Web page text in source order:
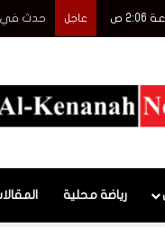
عاجل الأسّودة
رياضة محلية